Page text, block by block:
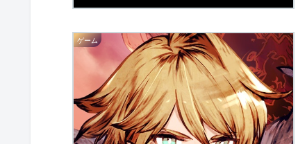
ゲーム